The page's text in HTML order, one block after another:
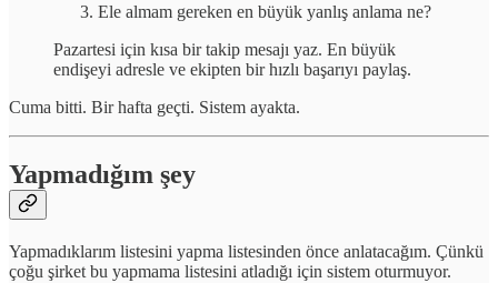
Ele almam gereken en büyük yanlış anlama ne?
Pazartesi için kısa bir takip mesajı yaz. En büyük
endişeyi adresle ve ekipten bir hızlı başarıyı paylaş.
Cuma bitti. Bir hafta geçti. Sistem ayakta.
Yapmadığım şey
Yapmadıklarım listesini yapma listesinden önce anlatacağım. Çünkü
çoğu şirket bu yapmama listesini atladığı için sistem oturmuyor.